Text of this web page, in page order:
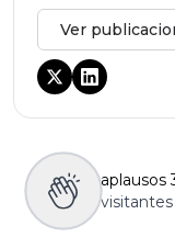
Ver
aplausos
visitantes